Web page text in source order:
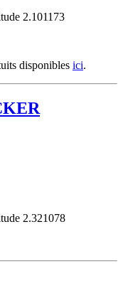
2.101173
disponibles ici.
2.321078